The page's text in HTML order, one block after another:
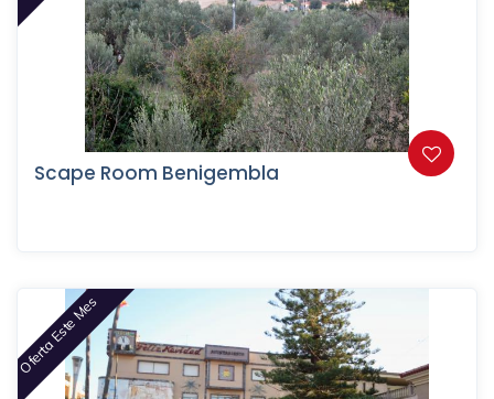
Scape Room Benigembla
Oferta Este Mes